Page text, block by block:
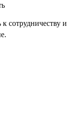
сотрудничеству и